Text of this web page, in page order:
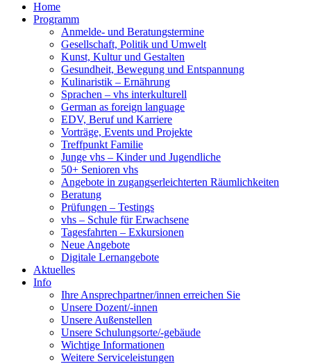
Home
Programm
Anmelde- und Beratungstermine
Gesellschaft, Politik und Umwelt
Kunst, Kultur und Gestalten
Gesundheit, Bewegung und Entspannung
Kulinaristik – Ernährung
Sprachen – vhs interkulturell
German as foreign language
EDV, Beruf und Karriere
Vorträge, Events und Projekte
Treffpunkt Familie
Junge vhs – Kinder und Jugendliche
50+ Senioren vhs
Angebote in zugangserleichterten Räumlichkeiten
Beratung
Prüfungen – Testings
vhs – Schule für Erwachsene
Tagesfahrten – Exkursionen
Neue Angebote
Digitale Lernangebote
Aktuelles
Info
Ihre Ansprechpartner/innen erreichen Sie
Unsere Dozent/-innen
Unsere Außenstellen
Unsere Schulungsorte/-gebäude
Wichtige Informationen
Weitere Serviceleistungen